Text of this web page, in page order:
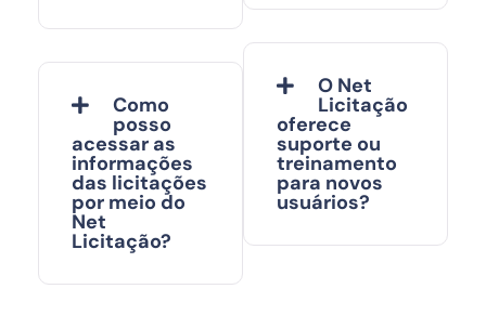
Como
posso
acessar as
informações
das licitações
por meio do
Net
Licitação?
O Net
Licitação
oferece
suporte ou
treinamento
para novos
usuários?